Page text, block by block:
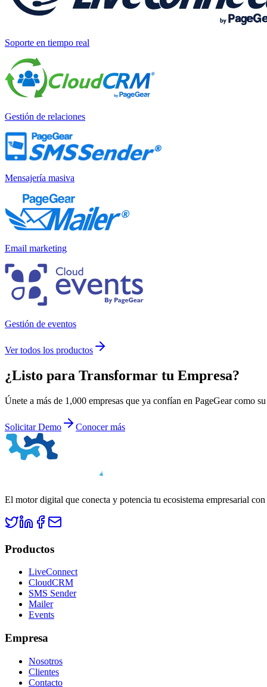
Soporte en tiempo real
Gestión de relaciones
Mensajería masiva
Email marketing
Gestión de eventos
Ver todos los productos
¿Listo para Transformar tu Empresa?
Únete a más de 1,000 empresas que ya confían en PageGear como
Solicitar Demo Conocer más
El motor digital que conecta y potencia tu ecosistema empresarial
Productos
LiveConnect
CloudCRM
SMS Sender
Mailer
Events
Empresa
Nosotros
Clientes
Contacto